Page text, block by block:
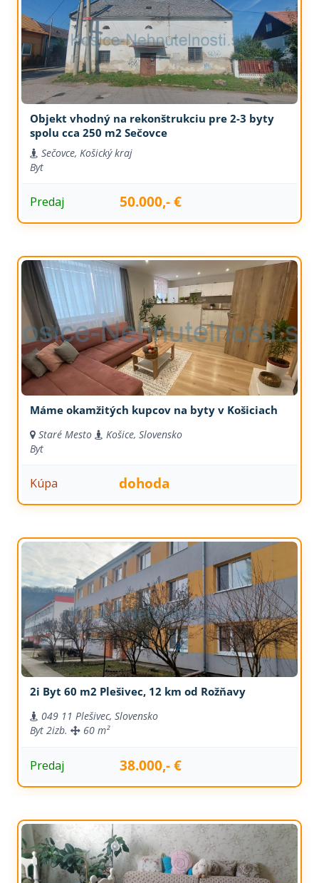
Objekt vhodný na rekonštrukciu pre 2-3 byty
spolu cca 250 m2 Sečovce
Sečovce, Košický kraj
Byt
Predaj 50.000,- €
Máme okamžitých kupcov na byty v Košiciach
Staré Mesto
Košice, Slovensko
Byt
Kúpa dohoda
2i Byt 60 m2 Plešivec, 12 km od Rožňavy
049 11 Plešivec, Slovensko
Byt 2izb. 60 m²
Predaj 38.000,- €